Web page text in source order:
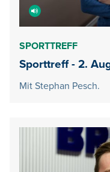
SPORTTREFF
Sporttreff - 2.
Mit Stephan Pesch.